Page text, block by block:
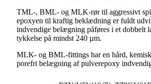
TML-, BML- og MLK-rør til aggressivt
epoxyen til kraftig beklædning er fuldt
indvendige belægning påføres i et dobbelt
tykkelse på mindst 240 µm.
MLK- og BML-fittings har en hård,
porefri belægning af pulverepoxy